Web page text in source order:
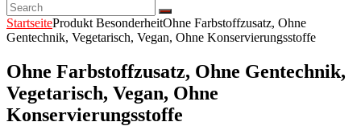
StartseiteProdukt BesonderheitOhne Farbstoffzusatz, Ohne
Gentechnik, Vegetarisch, Vegan, Ohne Konservierungsstoffe
Ohne Farbstoffzusatz, Ohne Gentechnik,
Vegetarisch, Vegan, Ohne
Konservierungsstoffe